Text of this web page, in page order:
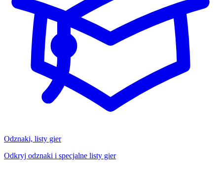
Odznaki, listy gier
Odkryj odznaki i specjalne listy gier